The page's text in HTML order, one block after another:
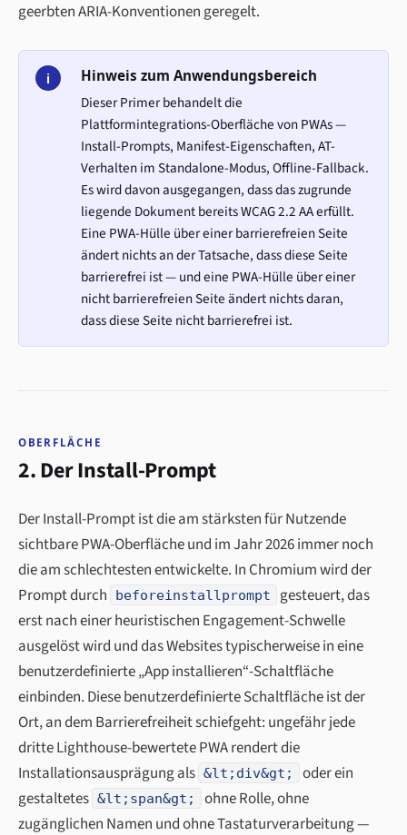
geerbten ARIA-Konventionen geregelt.
i Hinweis zum Anwendungsbereich
Dieser Primer behandelt die
Plattformintegrations-Oberfläche von PWAs —
Install-Prompts, Manifest-Eigenschaften, AT-
Verhalten im Standalone-Modus, Offline-Fallback.
Es wird davon ausgegangen, dass das zugrunde
liegende Dokument bereits WCAG 2.2 AA erfüllt.
Eine PWA-Hülle über einer barrierefreien Seite
ändert nichts an der Tatsache, dass diese Seite
barrierefrei ist — und eine PWA-Hülle über einer
nicht barrierefreien Seite ändert nichts daran,
dass diese Seite nicht barrierefrei ist.
OBERFLÄCHE
2. Der Install-Prompt
Der Install-Prompt ist die am stärksten für Nutzende
sichtbare PWA-Oberfläche und im Jahr 2026 immer noch
die am schlechtesten entwickelte. In Chromium wird der
Prompt durch
beforeinstallprompt
gesteuert, das
erst nach einer heuristischen Engagement-Schwelle
ausgelöst wird und das Websites typischerweise in eine
benutzerdefinierte „App installieren“-Schaltfläche
einbinden. Diese benutzerdefinierte Schaltfläche ist der
Ort, an dem Barrierefreiheit schiefgeht: ungefähr jede
dritte Lighthouse-bewertete PWA rendert die
Installationsausprägung als &lt;div&gt;
oder ein
gestaltetes &lt;span&gt;
ohne Rolle, ohne
zugänglichen Namen und ohne Tastaturverarbeitung —